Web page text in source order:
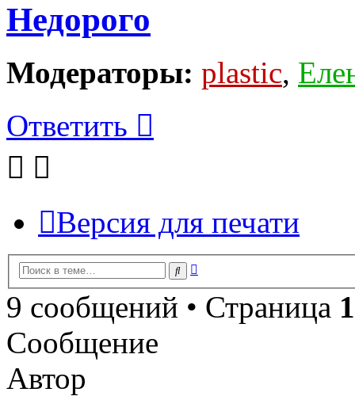
Недорого
Модераторы: plastic,
Ответить
Версия для печати
Поиск
9 сообщений • Страница 1
Сообщение
Автор